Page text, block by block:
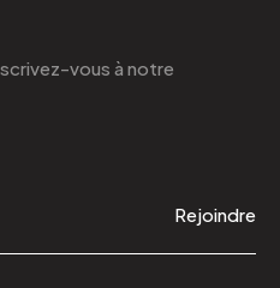
vous à notre
Rejoindre